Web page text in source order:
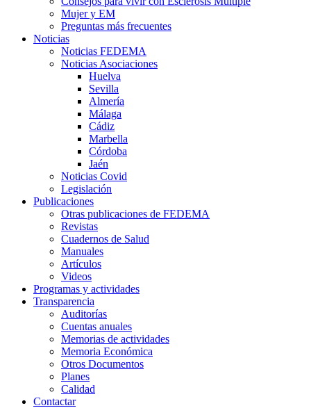
Mujer y EM
Preguntas más frecuentes
Noticias
Noticias FEDEMA
Noticias Asociaciones
Huelva
Sevilla
Almería
Málaga
Cádiz
Marbella
Córdoba
Jaén
Noticias Covid
Legislación
Publicaciones
Otras publicaciones de FEDEMA
Revistas
Cuadernos de Salud
Manuales
Artículos
Videos
Programas y actividades
Transparencia
Auditorías
Cuentas anuales
Memorias de actividades
Memoria Económica
Otros Documentos
Planes
Calidad
Contactar